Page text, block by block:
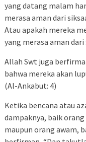
yang datang malam
merasa aman dari
Atau apakah mereka
yang merasa aman
Allah Swt juga
bahwa mereka akan
(Al-Ankabut: 4)
Ketika bencana atau
dampaknya, baik
maupun orang awam,